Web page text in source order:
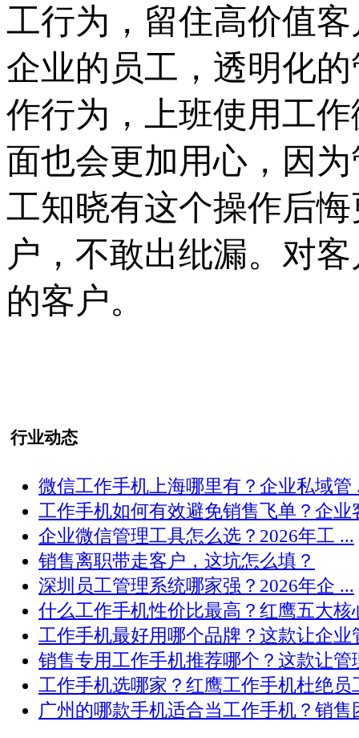
工行为，留住高价值
企业的员工，透明化
作行为，上班使用工
面也会更加用心，因
工知晓有这个操作后
户，不敢出纰漏。对
的客户。
行业动态
微信工作手机上海哪里有？企业私域管
工作手机如何有效避免销售飞单？企业
企业微信管理工具怎么选？2026年工 ...
销售离职带走客户，这坑怎么填？
深圳员工管理系统哪家强？2026年企 ...
什么工作手机性价比最高？红鹰五大核
工作手机最好用哪个品牌？这款让企业
销售专用工作手机推荐哪个？这款让管
工作手机选哪家？红鹰工作手机杜绝员
广州的哪款手机适合当工作手机？销售